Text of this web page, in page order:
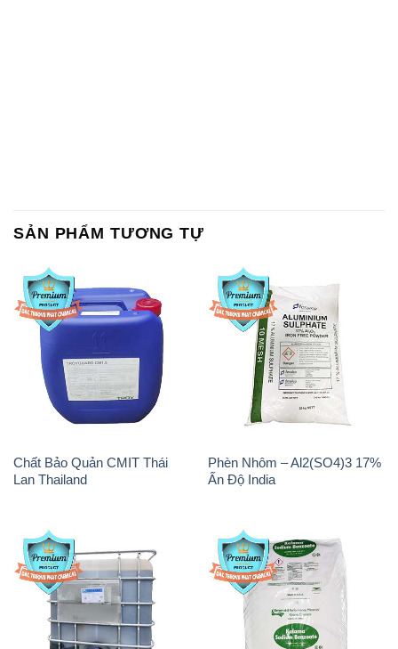
SẢN PHẨM TƯƠNG TỰ
Chất Bảo Quản CMIT Thái
Lan Thailand
Phèn Nhôm – Al2(SO4)3 17%
Ấn Độ India